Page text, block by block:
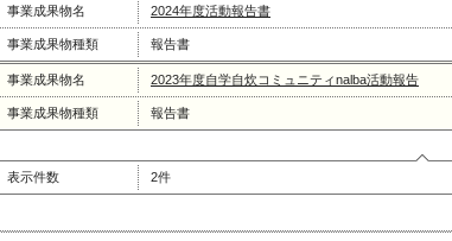
事業成果物名 2024年度活動報告書
事業成果物種類 報告書
事業成果物名 2023年度自学自炊コミュニティnalba活動報告
事業成果物種類 報告書
表示件数 2件